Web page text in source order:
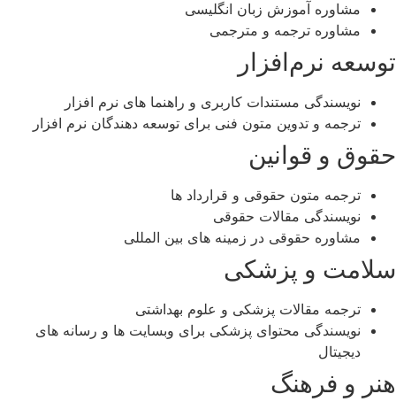
مشاوره آموزش زبان انگلیسی
مشاوره ترجمه و مترجمی
توسعه نرم‌افزار
نویسندگی مستندات کاربری و راهنما های نرم ‌افزار
ترجمه و تدوین متون فنی برای توسعه‌ دهندگان نرم‌ افزار
حقوق و قوانین
ترجمه متون حقوقی و قرارداد ها
نویسندگی مقالات حقوقی
مشاوره حقوقی در زمینه‌ های بین ‌المللی
سلامت و پزشکی
ترجمه مقالات پزشکی و علوم بهداشتی
نویسندگی محتوای پزشکی برای وبسایت‌ ها و رسانه‌ های
دیجیتال
هنر و فرهنگ